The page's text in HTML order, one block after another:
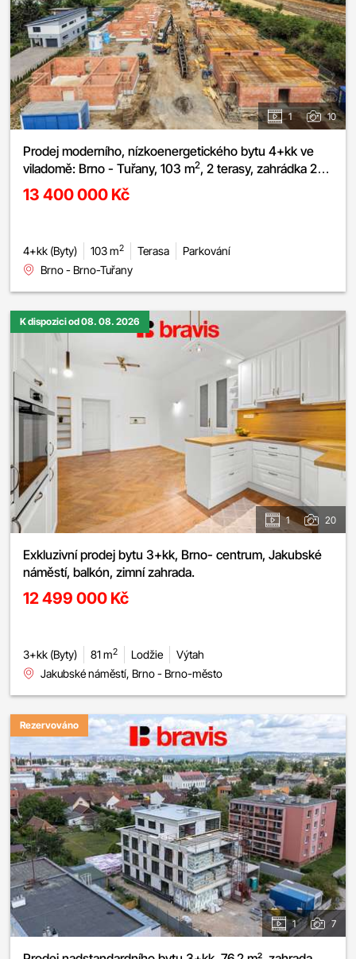
1 10
Prodej moderního, nízkoenergetického bytu 4+kk ve
viladomě: Brno - Tuřany, 103 m2, 2 terasy, zahrádka 27,6
m
, parkování
13 400 000 Kč
4+kk (Byty) 103 m2 Terasa
Parkování
Brno - Brno-Tuřany
K dispozici od 08. 08. 2026
1 20
Exkluzivní prodej bytu 3+kk, Brno- centrum, Jakubské
náměstí, balkón, zimní zahrada.
12 499 000 Kč
3+kk (Byty) 81 m2 Lodžie
Výtah
Jakubské náměstí, Brno - Brno-město
Rezervováno
1 7